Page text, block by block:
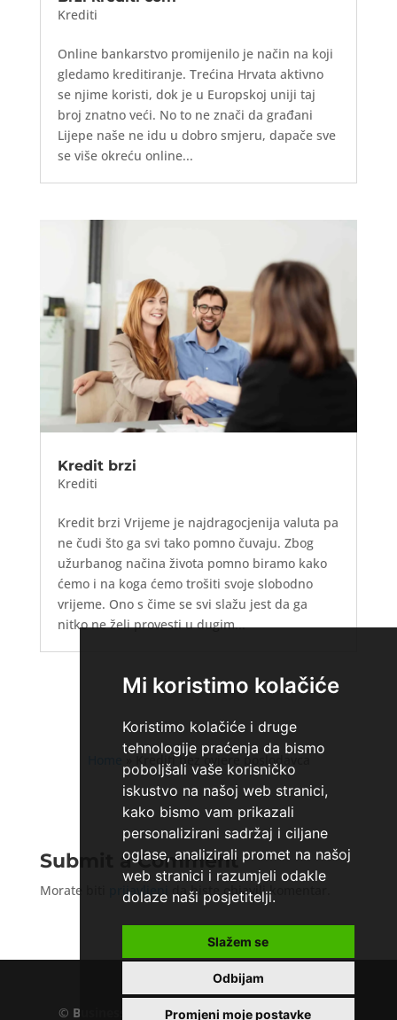
Mi koristimo kolačiće
Koristimo kolačiće i druge
tehnologije praćenja da bismo
poboljšali vaše korisničko
iskustvo na našoj web stranici,
kako bismo vam prikazali
personalizirani sadržaj i ciljane
oglase, analizirali promet na našoj
web stranici i razumjeli odakle
dolaze naši posjetitelji.
Slažem se
Odbijam
Promjeni moje postavke
Krediti
Online bankarstvo promijenilo je način na koji
gledamo kreditiranje. Trećina Hrvata aktivno
se njime koristi, dok je u Europskoj uniji taj
broj znatno veći. No to ne znači da građani
Lijepe naše ne idu u dobro smjeru, dapače sve
se više okreću online...
Kredit brzi
Krediti
Kredit brzi Vrijeme je najdragocjenija valuta pa
ne čudi što ga svi tako pomno čuvaju. Zbog
užurbanog načina života pomno biramo kako
ćemo i na koga ćemo trošiti svoje slobodno
vrijeme. Ono s čime se svi slažu jest da ga
nitko ne želi provesti u dugim...
» Krediti bez ovjere poslodavca
Submit a Comment
Morate biti prijavljeni da biste objavili komentar.
© Business.hr EU VAT number : 205391327, KD